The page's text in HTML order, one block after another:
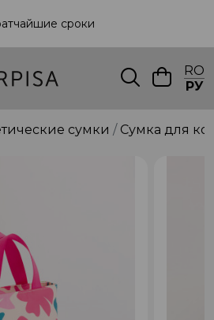
сроки
RO
РУ
сумки Сумка для